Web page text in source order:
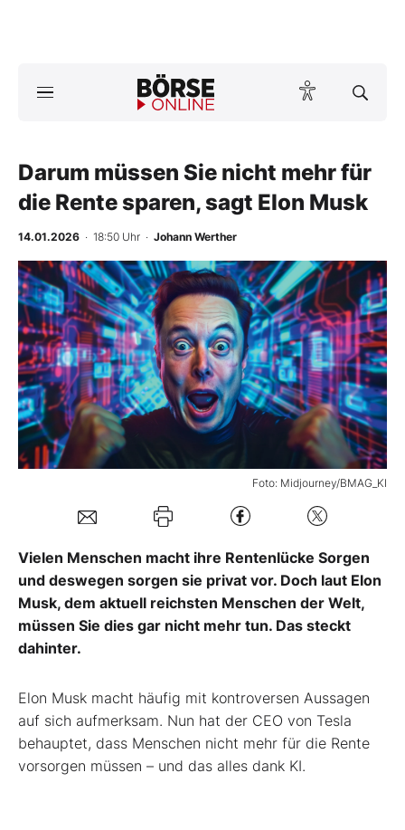
Anlageprodukte
Finanz-Check
Abo & Shop
BO-Musterdepots
Experten
Mein B:O
Mein Konto
Folgen Sie uns
Kontakt
Darum müssen Sie nicht mehr für
die Rente sparen, sagt Elon Musk
14.01.2026 · 18:50 Uhr · Johann Werther
Foto: Midjourney/BMAG_KI
Vielen Menschen macht ihre Rentenlücke Sorgen
und deswegen sorgen sie privat vor. Doch laut Elon
Musk, dem aktuell reichsten Menschen der Welt,
müssen Sie dies gar nicht mehr tun. Das steckt
dahinter.
Elon Musk macht häufig mit kontroversen Aussagen
auf sich aufmerksam. Nun hat der CEO von Tesla
behauptet, dass Menschen nicht mehr für die Rente
vorsorgen müssen – und das alles dank KI.